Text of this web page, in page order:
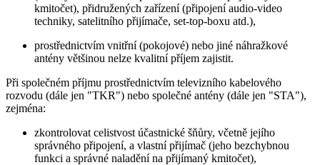
kmitočet), přidružených zařízení (připojení audio-video
techniky, satelitního přijímače, set-top-boxu atd.),
prostřednictvím vnitřní (pokojové) nebo jiné náhražkové
antény většinou nelze kvalitní příjem zajistit.
Při společném příjmu prostřednictvím televizního kabelového
rozvodu (dále jen "TKR") nebo společné antény (dále jen "STA"),
zejména:
zkontrolovat celistvost účastnické šňůry, včetně jejího
správného připojení, a vlastní přijímač (jeho bezchybnou
funkci a správné naladění na přijímaný kmitočet),